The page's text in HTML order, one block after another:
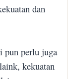
dan
pun perlu juga
kekuatan